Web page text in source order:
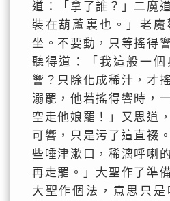
道：「拿了誰？」二魔
裝在葫蘆裏也。」老
坐。不要動，只等搖得
聽得道：「我這般一
響？只除化成稀汁，才
溺罷，他若搖得響時，
空走他娘罷！」又思道
可響，只是污了這直裰
些唾津漱口，稀漓呼喇
再走罷。」大聖作了準
大聖作個法，意思只是